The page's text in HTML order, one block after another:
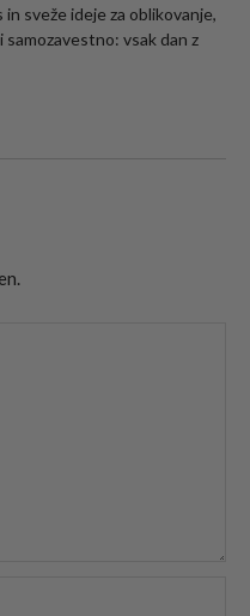
in sveže ideje za oblikovanje,
vsak dan z